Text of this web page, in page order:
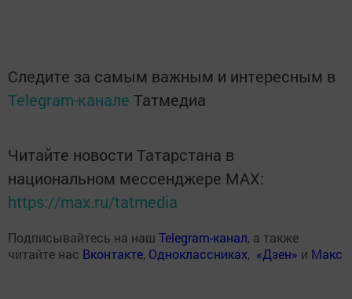
Следите за самым важным и интересным в
Telegram-канале Татмедиа
Читайте новости Татарстана в
национальном мессенджере MАХ:
https://max.ru/tatmedia
Подписывайтесь на наш Telegram-канал, а также
читайте нас Вконтакте, Одноклассниках, «Дзен» и Макс